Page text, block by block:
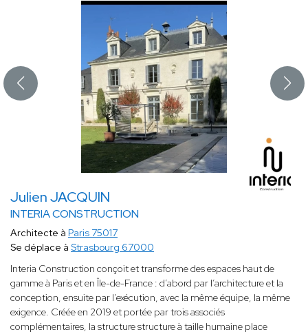
Julien JACQUIN
INTERIA CONSTRUCTION
Architecte à Paris 75017
Se déplace à Strasbourg 67000
Interia Construction conçoit et transforme des espaces haut de
gamme à Paris et en Île-de-France : d’abord par l’architecture et la
conception, ensuite par l’exécution, avec la même équipe, la même
exigence. Créée en 2019 et portée par trois associés
complémentaires, la structure structure à taille humaine place